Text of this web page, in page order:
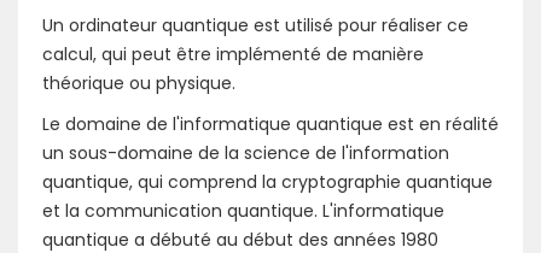
Un ordinateur quantique est utilisé pour réaliser ce
calcul, qui peut être implémenté de manière
théorique ou physique.
Le domaine de l'informatique quantique est en réalité
un sous-domaine de la science de l'information
quantique, qui comprend la cryptographie quantique
et la communication quantique. L'informatique
quantique a débuté au début des années 1980